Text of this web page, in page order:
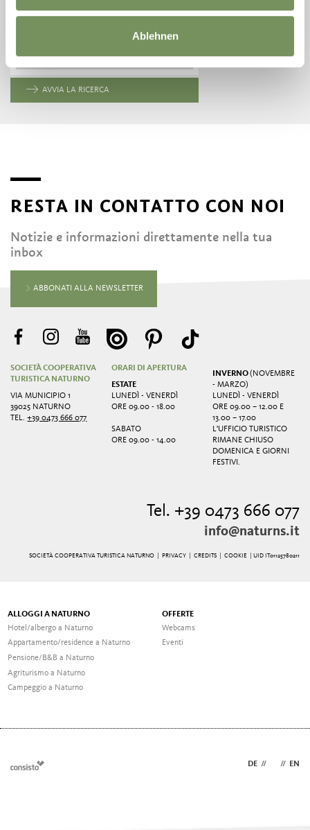
Ablehnen
ARRIVO
AVVIA LA RICERCA
RESTA IN CONTATTO CON NOI
Notizie e informazioni direttamente nella tua
inbox
ABBONATI ALLA NEWSLETTER
SOCIETÀ COOPERATIVA
TURISTICA NATURNO
VIA MUNICIPIO 1
39025 NATURNO
TEL.+39 0473 666 077
ORARI DI APERTURA
ESTATE
LUNEDÌ - VENERDÌ
ORE 09.00 - 18.00
SABATO
ORE 09.00 - 14.00
INVERNO(NOVEMBRE
- MARZO)
LUNEDÌ - VENERDÌ
ORE 09.00 – 12.00 E
13.00 – 17.00
L'UFFICIO TURISTICO
RIMANE CHIUSO
DOMENICA E GIORNI
FESTIVI.
Tel. +39 0473 666 077
info@naturns.it
SOCIETÀ COOPERATIVA TURISTICA NATURNO | PRIVACY| CREDITS| COOKIE | UID IT01125780211
ALLOGGI A NATURNO
Hotel/albergo a Naturno
Appartamento/residence a Naturno
Pensione/B&B a Naturno
Agriturismo a Naturno
Campeggio a Naturno
OFFERTE
Webcams
Eventi
DE // // EN